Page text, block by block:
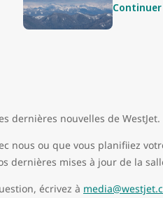
dernières nouvelles de WestJet.
nous ou que vous planifiiez
dernières mises à jour de la
écrivez à